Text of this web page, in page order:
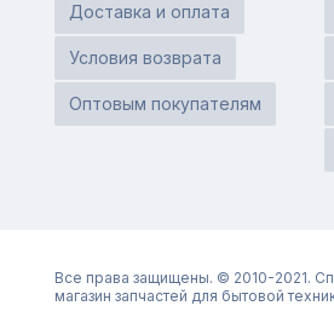
Доставка и оплата
Условия возврата
Оптовым покупателям
Все права защищены. © 2010-2021.
магазин запчастей для бытовой